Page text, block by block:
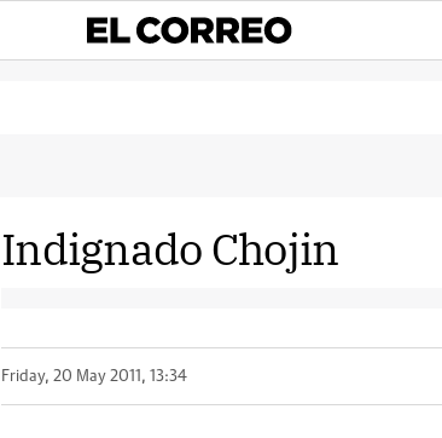
Indignado Chojin
Friday, 20 May 2011, 13:34